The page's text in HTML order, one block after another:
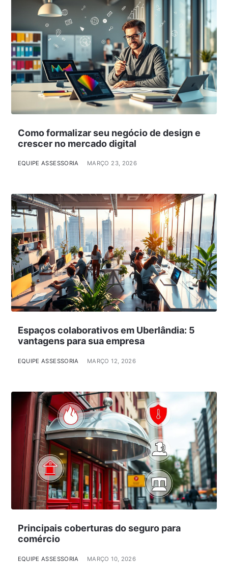
Como formalizar seu negócio de design e
crescer no mercado digital
EQUIPE ASSESSORIA MARÇO 23, 2026
Espaços colaborativos em Uberlândia: 5
vantagens para sua empresa
EQUIPE ASSESSORIA MARÇO 12, 2026
Principais coberturas do seguro para
comércio
EQUIPE ASSESSORIA MARÇO 10, 2026